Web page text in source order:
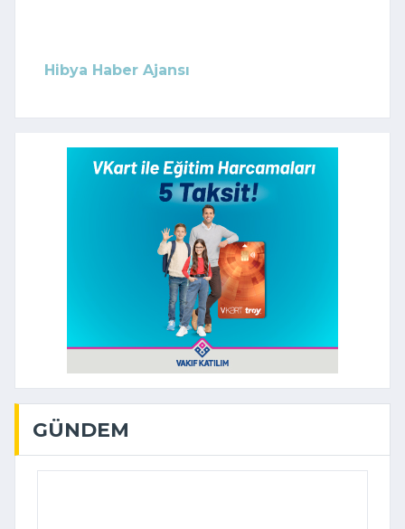
Hibya Haber Ajansı
GÜNDEM